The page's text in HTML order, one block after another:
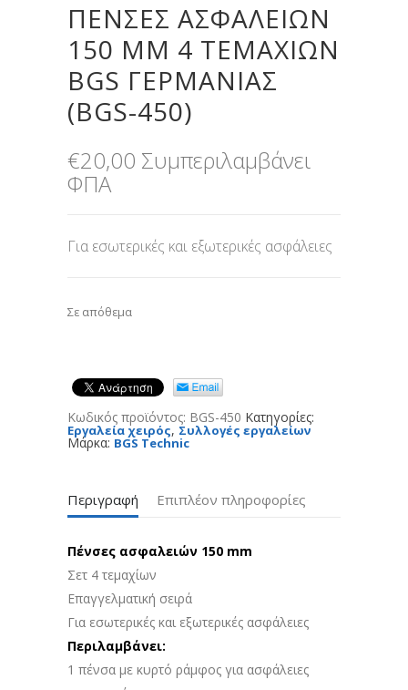
ΠΈΝΣΕΣ ΑΣΦΑΛΕΙΏΝ
150 MM 4 ΤΕΜΑΧΊΩΝ
BGS ΓΕΡΜΑΝΊΑΣ
(BGS-450)
€20,00 Συμπεριλαμβάνει
ΦΠΑ
Για εσωτερικές και εξωτερικές ασφάλειες
Σε απόθεμα
Κωδικός προϊόντος: BGS-450 Κατηγορίες:
Εργαλεία χειρός, Συλλογές εργαλείων
Μάρκα: BGS Technic
Περιγραφή Επιπλέον πληροφορίες
Πένσες ασφαλειών 150 mm
Σετ 4 τεμαχίων
Επαγγελματική σειρά
Για εσωτερικές και εξωτερικές ασφάλειες
Περιλαμβάνει:
1 πένσα με κυρτό ράμφος για ασφάλειες